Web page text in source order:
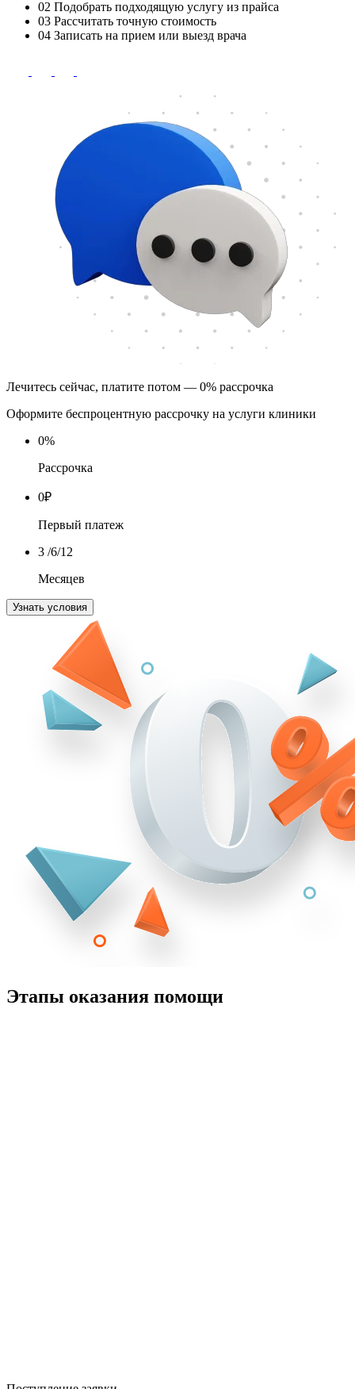
02 Подобрать подходящую услугу из прайса
03 Рассчитать точную стоимость
04 Записать на прием или выезд врача
Лечитесь сейчас, платите потом — 0% рассрочка
Оформите беспроцентную рассрочку на услуги клиники
0%
Рассрочка
0₽
Первый платеж
3 /6/12
Месяцев
Узнать условия
Этапы оказания помощи